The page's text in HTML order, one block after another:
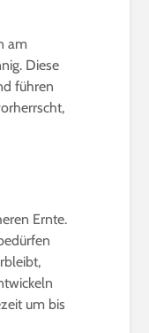
am
Diese
führen
Ernte.
um bis